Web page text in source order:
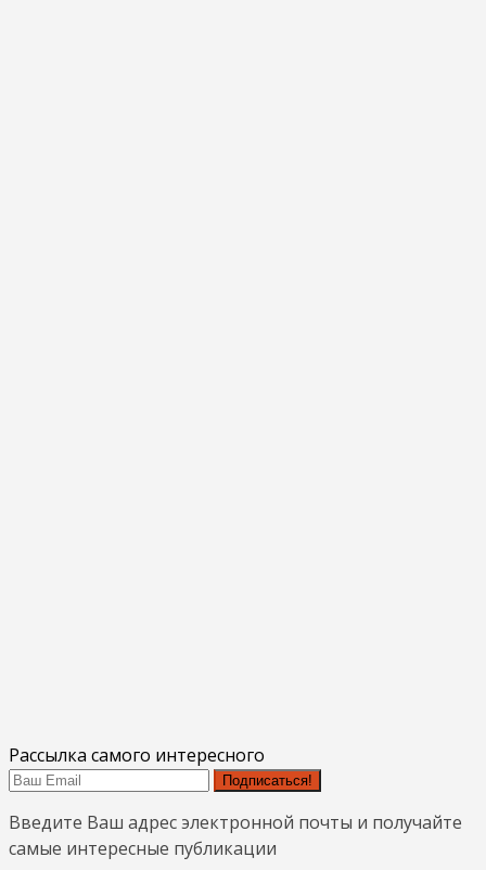
Рассылка самого интересного
Подписаться!
Введите Ваш адрес электронной почты и получайте
самые интересные публикации